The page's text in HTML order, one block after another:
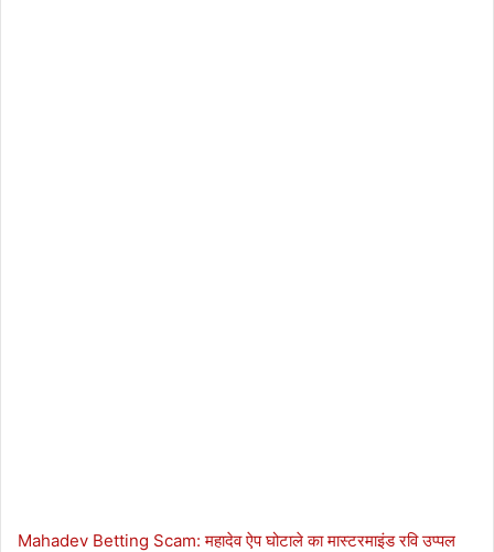
Mahadev Betting Scam: महादेव ऐप घोटाले का मास्टरमाइंड रवि उप्पल